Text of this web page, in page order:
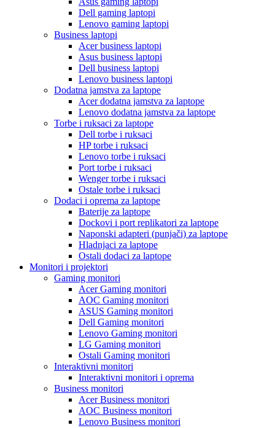
Dell gaming laptopi
Lenovo gaming laptopi
Business laptopi
Acer business laptopi
Asus business laptopi
Dell business laptopi
Lenovo business laptopi
Dodatna jamstva za laptope
Acer dodatna jamstva za laptope
Lenovo dodatna jamstva za laptope
Torbe i ruksaci za laptope
Dell torbe i ruksaci
HP torbe i ruksaci
Lenovo torbe i ruksaci
Port torbe i ruksaci
Wenger torbe i ruksaci
Ostale torbe i ruksaci
Dodaci i oprema za laptope
Baterije za laptope
Dockovi i port replikatori za laptope
Naponski adapteri (punjači) za laptope
Hladnjaci za laptope
Ostali dodaci za laptope
Monitori i projektori
Gaming monitori
Acer Gaming monitori
AOC Gaming monitori
ASUS Gaming monitori
Dell Gaming monitori
Lenovo Gaming monitori
LG Gaming monitori
Ostali Gaming monitori
Interaktivni monitori
Interaktivni monitori i oprema
Business monitori
Acer Business monitori
AOC Business monitori
Lenovo Business monitori